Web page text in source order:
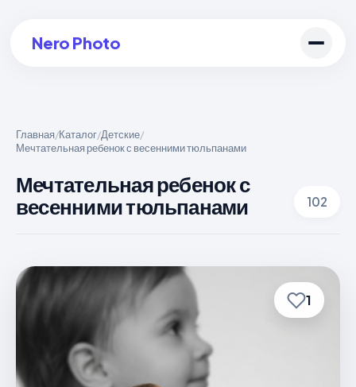
Nero Photo
Войти в аккаунт
Создать арт
Главная/Каталог/Детские/
Мечтательная ребенок с весенними тюльпанами
Мечтательная ребенок с
весенними тюльпанами
102
1